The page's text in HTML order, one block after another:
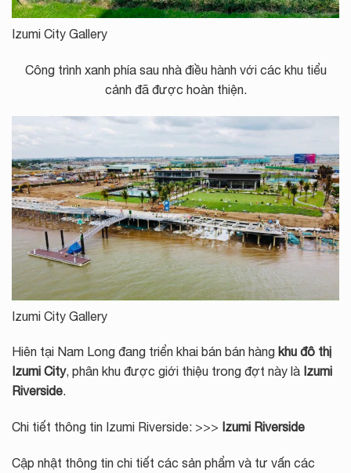
Izumi City Gallery
Công trình xanh phía sau nhà điều hành với các khu tiểu
cảnh đã được hoàn thiện.
Izumi City Gallery
Hiên tại Nam Long đang triển khai bán bán hàng khu đô thị
Izumi City, phân khu được giới thiệu trong đợt này là Izumi
Riverside.
Chi tiết thông tin Izumi Riverside: >>> Izumi Riverside
Cập nhật thông tin chi tiết các sản phẩm và tư vấn các